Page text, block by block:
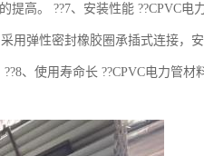
高。 ??7、安装性能 ??CPVC电
用弹性密封橡胶圈承插式连接，
、使用寿命长 ??CPVC电力管材